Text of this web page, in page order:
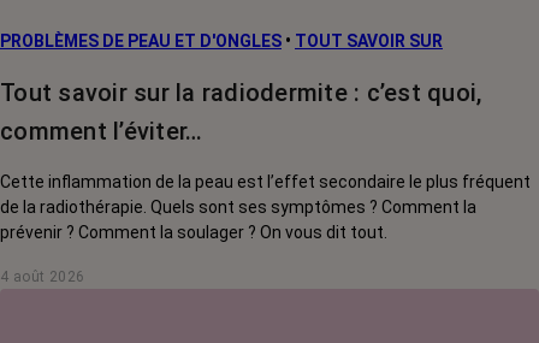
PROBLÈMES DE PEAU ET D'ONGLES • TOUT SAVOIR SUR
Tout savoir sur la radiodermite : c’est quoi,
comment l’éviter…
Cette inflammation de la peau est l’effet secondaire le plus fréquent
de la radiothérapie. Quels sont ses symptômes ? Comment la
prévenir ? Comment la soulager ? On vous dit tout.
4 août 2026